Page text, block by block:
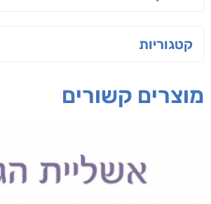
קטגוריות
מוצרים קשורים